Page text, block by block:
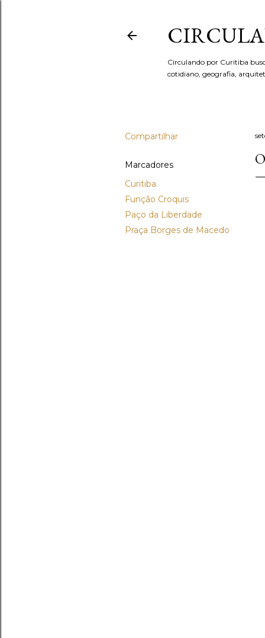
Circulando por Curitiba
cotidiano, geografia,
Compartilhar
Marcadores
Curitiba
Função Croquis
Paço da Liberdade
Praça Borges de Macedo